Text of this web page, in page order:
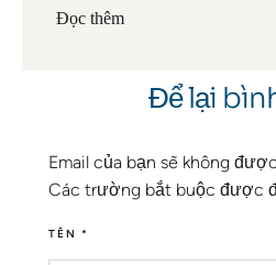
Đọc thêm
Để lại
Email của bạn sẽ không
Các trường bắt buộc được
TÊN *